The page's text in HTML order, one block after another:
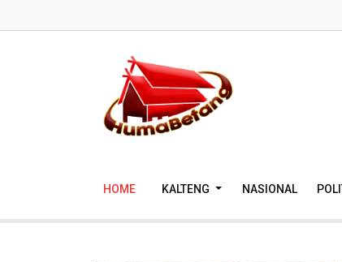
HOME KALTENG NASIONAL